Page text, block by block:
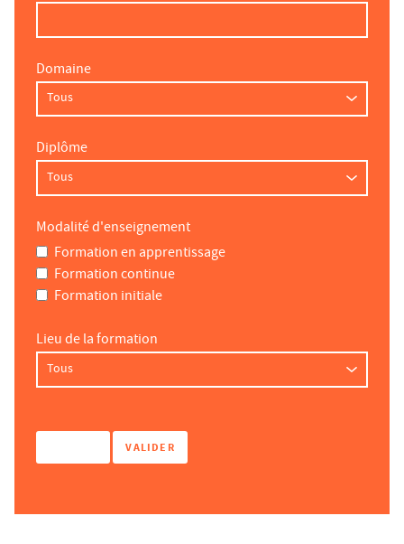
Domaine
Diplôme
Modalité d'enseignement
Formation en apprentissage
Formation continue
Formation initiale
Lieu de la formation